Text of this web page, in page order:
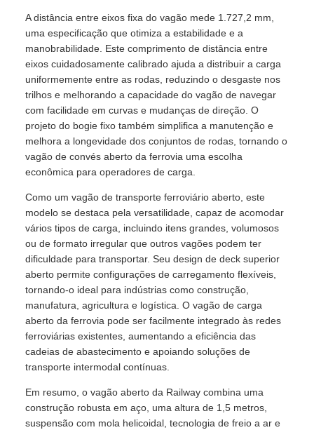
A distância entre eixos fixa do vagão mede 1.727,2 mm,
uma especificação que otimiza a estabilidade e a
manobrabilidade. Este comprimento de distância entre
eixos cuidadosamente calibrado ajuda a distribuir a carga
uniformemente entre as rodas, reduzindo o desgaste nos
trilhos e melhorando a capacidade do vagão de navegar
com facilidade em curvas e mudanças de direção. O
projeto do bogie fixo também simplifica a manutenção e
melhora a longevidade dos conjuntos de rodas, tornando o
vagão de convés aberto da ferrovia uma escolha
econômica para operadores de carga.
Como um vagão de transporte ferroviário aberto, este
modelo se destaca pela versatilidade, capaz de acomodar
vários tipos de carga, incluindo itens grandes, volumosos
ou de formato irregular que outros vagões podem ter
dificuldade para transportar. Seu design de deck superior
aberto permite configurações de carregamento flexíveis,
tornando-o ideal para indústrias como construção,
manufatura, agricultura e logística. O vagão de carga
aberto da ferrovia pode ser facilmente integrado às redes
ferroviárias existentes, aumentando a eficiência das
cadeias de abastecimento e apoiando soluções de
transporte intermodal contínuas.
Em resumo, o vagão aberto da Railway combina uma
construção robusta em aço, uma altura de 1,5 metros,
suspensão com mola helicoidal, tecnologia de freio a ar e